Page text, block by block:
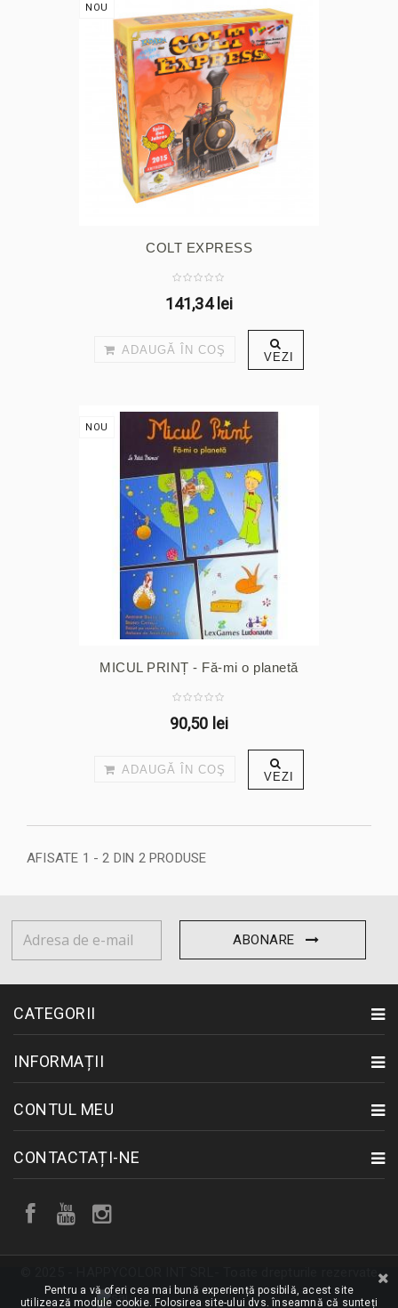
NOU
COLT EXPRESS
141,34 lei
ADAUGĂ ÎN COŞ VEZI
NOU
MICUL PRINȚ - Fă-mi o planetă
90,50 lei
ADAUGĂ ÎN COŞ VEZI
AFISATE 1 - 2 DIN 2 PRODUSE
ABONARE
CATEGORII
INFORMAȚII
CONTUL MEU
CONTACTAȚI-NE
Pentru a vă oferi cea mai bună experiență posibilă, acest site
utilizează module cookie. Folosirea site-ului dvs. înseamnă că sunteți